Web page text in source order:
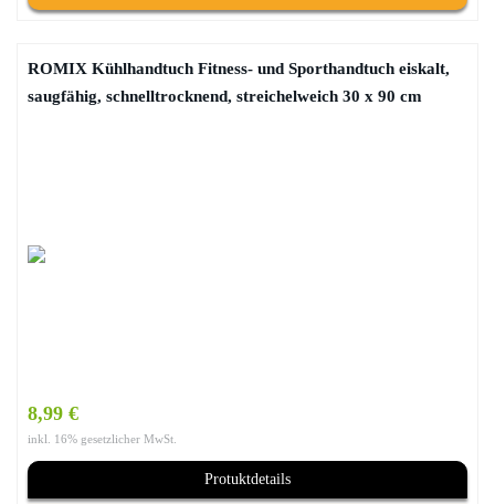
ROMIX Kühlhandtuch Fitness- und Sporthandtuch eiskalt,
saugfähig, schnelltrocknend, streichelweich 30 x 90 cm
8,99 €
inkl. 16% gesetzlicher MwSt.
Protuktdetails